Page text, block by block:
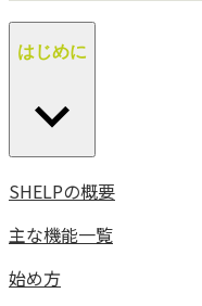
はじめに
SHELPの概要
主な機能一覧
始め方